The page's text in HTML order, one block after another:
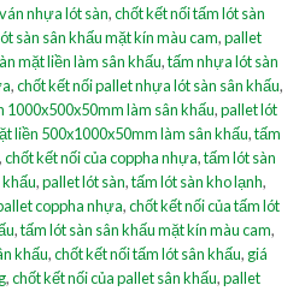
ván nhựa lót sàn,chốt kết nối tấm lót sàn
sàn sân khấu mặt kín màu cam,pallet
mặt liền làm sân khấu,tấm nhựa lót sàn
,chốt kết nối pallet nhựa lót sàn sân khấu,
1000x500x50mm làm sân khấu,pallet lót
liền 500x1000x50mm làm sân khấu,tấm
,chốt kết nối của coppha nhựa,tấm lót sàn
,pallet lót sàn,tấm lót sàn kho lạnh,
coppha nhựa,chốt kết nối của tấm lót
,tấm lót sàn sân khấu mặt kín màu cam,
khấu,chốt kết nối tấm lót sân khấu, giá
,chốt kết nối của pallet sân khấu,pallet